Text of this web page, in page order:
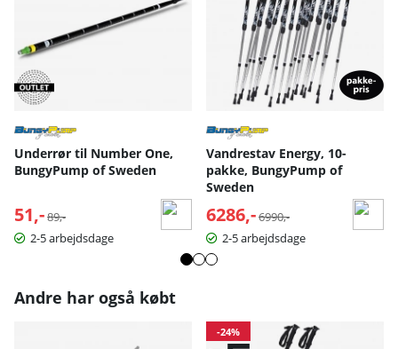
Underrør til Number One,
BungyPump of Sweden
51,- Normalpris:
89,-
2-5 arbejdsdage
Vandrestav Energy, 10-
pakke, BungyPump of
Sweden
6286,- Normalpris:
6990,-
2-5 arbejdsdage
Andre har også købt
-24%